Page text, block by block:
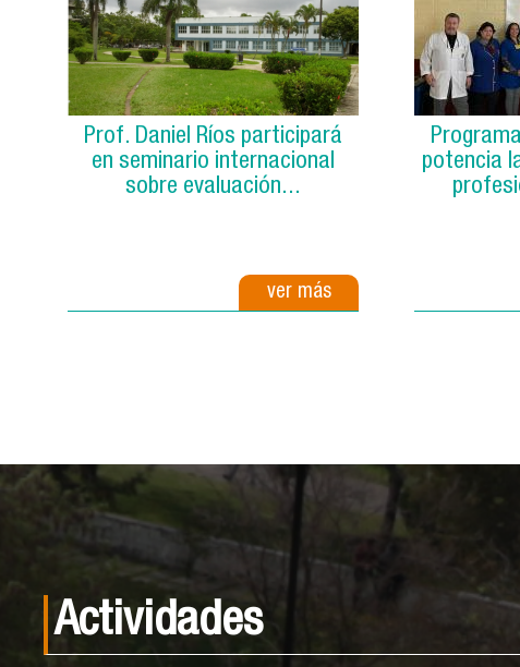
Prof. Daniel Ríos participará
en seminario internacional
sobre evaluación...
ver más
potencia
Actividades